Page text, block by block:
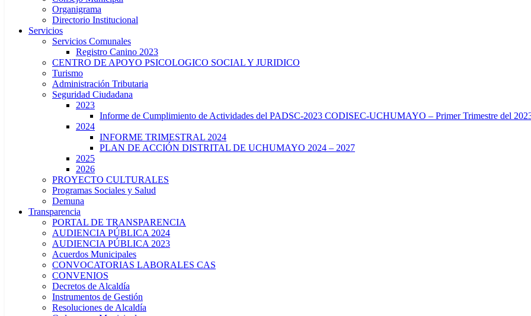
Organigrama
Directorio Institucional
Servicios
Servicios Comunales
Registro Canino 2023
CENTRO DE APOYO PSICOLOGICO SOCIAL Y JURIDICO
Turismo
Administración Tributaria
Seguridad Ciudadana
2023
Informe de Cumplimiento de Actividades del PADSC-2023 CODISEC-UCHUMAYO – Primer Trimestre del
2024
INFORME TRIMESTRAL 2024
PLAN DE ACCIÓN DISTRITAL DE UCHUMAYO 2024 – 2027
2025
2026
PROYECTO CULTURALES
Programas Sociales y Salud
Demuna
Transparencia
PORTAL DE TRANSPARENCIA
AUDIENCIA PÚBLICA 2024
AUDIENCIA PÚBLICA 2023
Acuerdos Municipales
CONVOCATORIAS LABORALES CAS
CONVENIOS
Decretos de Alcaldía
Instrumentos de Gestión
Resoluciones de Alcaldía